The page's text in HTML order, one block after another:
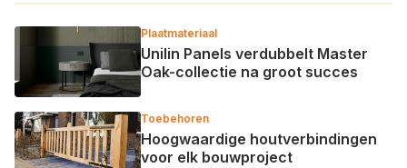
Plaatmateriaal
Unilin Panels verdubbelt Master
Oak-collectie na groot succes
Toebehoren
Hoogwaardige houtverbindingen
voor elk bouwproject